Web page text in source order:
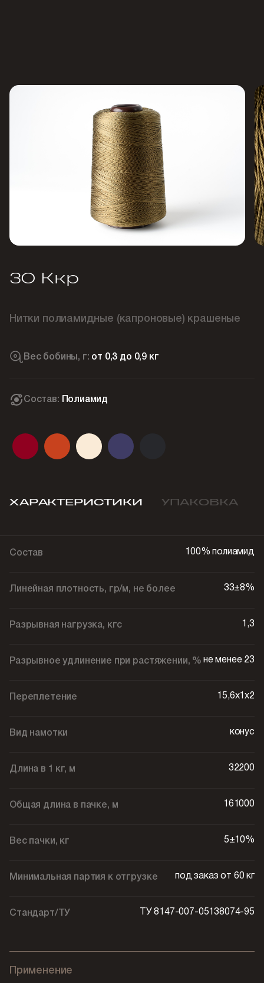
30 Ккр
Нитки полиамидные (капроновые) крашеные
Вес бобины, г: от 0,3 до 0,9 кг
Состав: Полиамид
ХАРАКТЕРИСТИКИ УПАКОВКА
Состав 100% полиамид
Линейная плотность, гр/м, не более 33±8%
Разрывная нагрузка, кгс 1,3
Разрывное удлинение при растяжении, % не менее 23
Переплетение 15,6х1х2
Вид намотки конус
Длина в 1 кг, м 32200
Общая длина в пачке, м 161000
Вес пачки, кг 5±10%
Минимальная партия к отгрузке под заказ от 60 кг
Стандарт/ТУ ТУ 8147-007-05138074-95
Применение